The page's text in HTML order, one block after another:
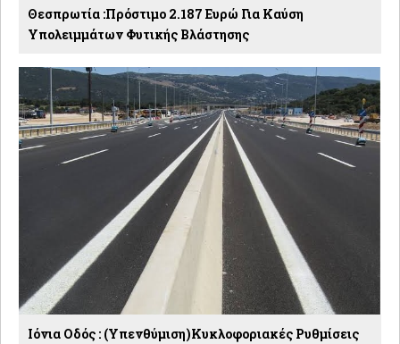
Θεσπρωτία :Πρόστιμο 2.187 Ευρώ Για Καύση
Υπολειμμάτων Φυτικής Βλάστησης
Ιόνια Οδός : (Υπενθύμιση)Κυκλοφοριακές Ρυθμίσεις